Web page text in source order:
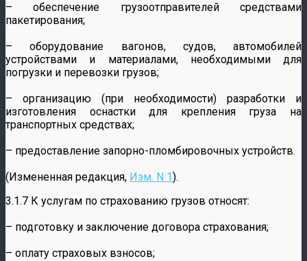
– обеспечение грузоотправителей средствами
пакетирования;
– оборудование вагонов, судов, автомобилей
устройствами и материалами, необходимыми для
погрузки и перевозки грузов;
– организацию (при необходимости) разработки и
изготовления оснастки для крепления груза на
транспортных средствах;
– предоставление запорно-пломбировочных устройств.
(Измененная редакция, Изм. N 1).
3.1.7 К услугам по страхованию грузов относят:
– подготовку и заключение договора страхования;
– оплату страховых взносов;